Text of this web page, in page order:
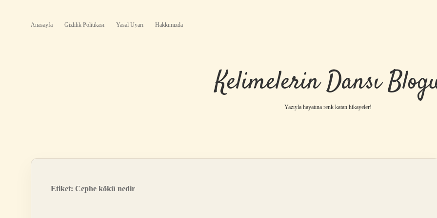
Anasayfa Gizlilik Politikası Yasal Uyarı Hakkımızda
Kelimelerin Dansı
Yazıyla hayatına renk katan hikayeler!
Etiket: Cephe kökü nedir